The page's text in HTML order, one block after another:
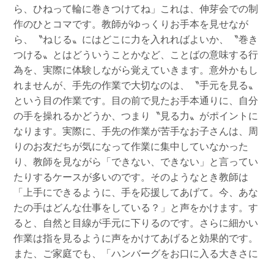
ら、ひねって輪に巻きつけてね」これは、伸芽会での制
作のひとコマです。教師がゆっくりお手本を見せなが
ら、〝ねじる〟にはどこに力を入れればよいか、〝巻き
つける〟とはどういうことかなど、ことばの意味する行
為を、実際に体験しながら覚えていきます。意外かもし
れませんが、手先の作業で大切なのは、〝手元を見る〟
という目の作業です。目の前で見たお手本通りに、自分
の手を操れるかどうか、つまり〝見る力〟がポイントに
なります。実際に、手先の作業が苦手なお子さんは、周
りのお友だちが気になって作業に集中していなかった
り、教師を見ながら「できない、できない」と言ってい
たりするケースが多いのです。そのようなとき教師は
「上手にできるように、手を応援してあげて。今、あな
たの手はどんな仕事をしている？」と声をかけます。す
ると、自然と目線が手元に下りるのです。さらに細かい
作業は指を見るように声をかけてあげると効果的です。
また、ご家庭でも、「ハンバーグをお口に入る大きさに